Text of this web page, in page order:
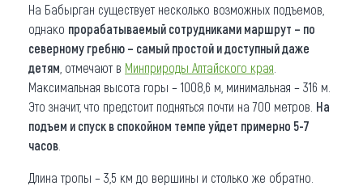
На Бабырган существует несколько возможных подъемов,
однако прорабатываемый сотрудниками маршрут – по
северному гребню – самый простой и доступный даже
детям , отмечают в Минприроды Алтайского края
Максимальная высота горы – 1008,6 м, минимальная – 316 м.
Это значит, что предстоит подняться почти на 700 метров. На
подъем и спуск в спокойном темпе уйдет примерно 5-7
часов
Длина тропы – 3,5 км до вершины и столько же обратно.